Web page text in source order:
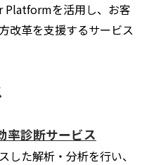
を活用し、お客
改革を支援するサービス
診断サービス
した解析・分析を行い、